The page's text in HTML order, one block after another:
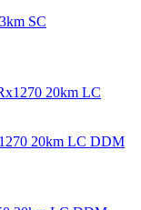
SC
20km LC DDM